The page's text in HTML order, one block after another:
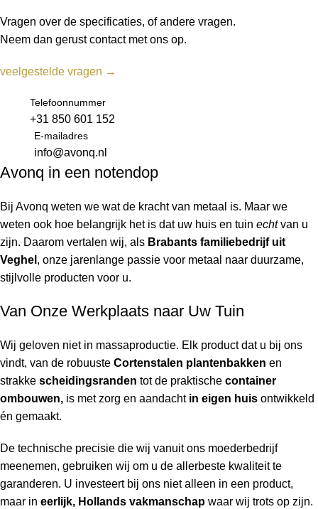
Vragen over de specificaties, of andere vragen.
Neem dan gerust contact met ons op.
veelgestelde vragen →
Telefoonnummer
+31 850 601 152
E-mailadres
info@avonq.nl
Avonq in een notendop
Bij Avonq weten we wat de kracht van metaal is. Maar we
weten ook hoe belangrijk het is dat uw huis en tuin echtvan u
zijn. Daarom vertalen wij, als Brabants familiebedrijf uit
Veghel , onze jarenlange passie voor metaal naar duurzame,
stijlvolle producten voor u.
Van Onze Werkplaats naar Uw Tuin
Wij geloven niet in massaproductie. Elk product dat u bij ons
vindt, van de robuuste Cortenstalen plantenbakken en
strakke scheidingsranden tot de praktische container
ombouwen, is met zorg en aandacht in eigen huis ontwikkeld
én gemaakt.
De technische precisie die wij vanuit ons moederbedrijf
meenemen, gebruiken wij om u de allerbeste kwaliteit te
garanderen. U investeert bij ons niet alleen in een product,
maar in eerlijk, Hollands vakmanschap waar wij trots op zijn.